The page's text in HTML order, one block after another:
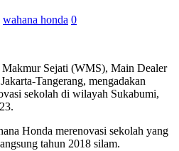
wahana honda 0
Makmur Sejati (WMS), Main Dealer
Tangerang, mengadakan
sekolah di wilayah Sukabumi,
Honda merenovasi sekolah yang
tahun 2018 silam.